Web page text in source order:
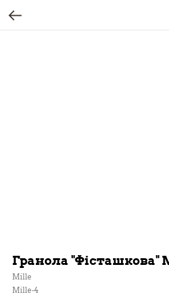
Гранола "Фісташкова"
Mille
Mille-4